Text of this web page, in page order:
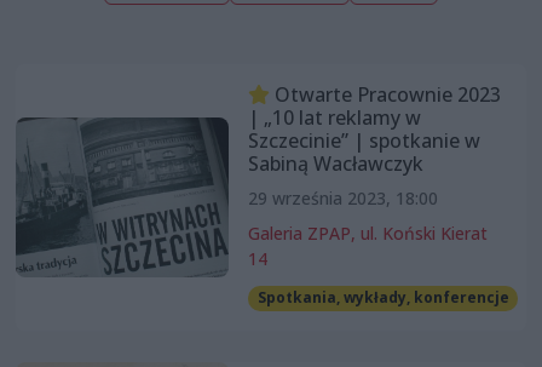
Otwarte Pracownie 2023
| „10 lat reklamy w
Szczecinie” | spotkanie w
Sabiną Wacławczyk
29 września 2023, 18:00
Galeria ZPAP, ul. Koński Kierat
14
Spotkania, wykłady, konferencje